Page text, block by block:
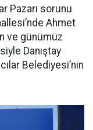
Pazarı sorunu
Ahmet
ve günümüz
Danıştay
Belediyesi’nin